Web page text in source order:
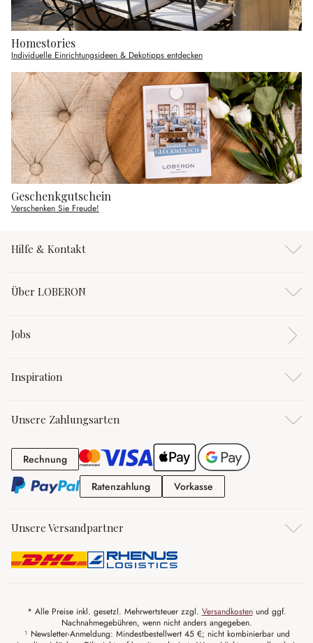
Homestories
Individuelle Einrichtungsideen & Dekotipps entdecken
Geschenkgutschein
Verschenken Sie Freude!
Hilfe & Kontakt
Über LOBERON
Jobs
Inspiration
Unsere Zahlungsarten
RechnungRechnung
RatenzahlungRatenzahlung
Vorkasse
Unsere Versandpartner
* Alle Preise inkl. gesetzl. Mehrwertsteuer zzgl. Versandkostenund ggf.
Nachnahmegebühren, wenn nicht anders angegeben.
¹ Newsletter-Anmeldung: Mindestbestellwert 45 €; nicht kombinierbar und